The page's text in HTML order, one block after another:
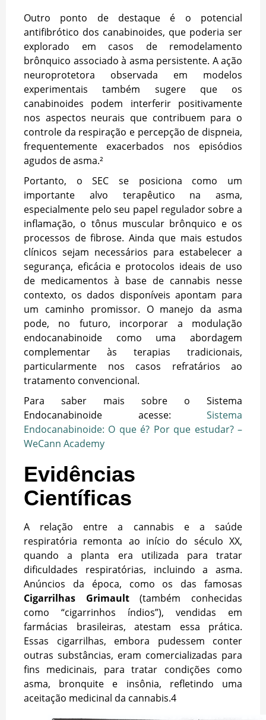
Outro ponto de destaque é o potencial
antifibrótico dos canabinoides, que poderia ser
explorado em casos de remodelamento
brônquico associado à asma persistente. A ação
neuroprotetora observada em modelos
experimentais também sugere que os
canabinoides podem interferir positivamente
nos aspectos neurais que contribuem para o
controle da respiração e percepção de dispneia,
frequentemente exacerbados nos episódios
agudos de asma.²
Portanto, o SEC se posiciona como um
importante alvo terapêutico na asma,
especialmente pelo seu papel regulador sobre a
inflamação, o tônus muscular brônquico e os
processos de fibrose. Ainda que mais estudos
clínicos sejam necessários para estabelecer a
segurança, eficácia e protocolos ideais de uso
de medicamentos à base de cannabis nesse
contexto, os dados disponíveis apontam para
um caminho promissor. O manejo da asma
pode, no futuro, incorporar a modulação
endocanabinoide como uma abordagem
complementar às terapias tradicionais,
particularmente nos casos refratários ao
tratamento convencional.
Para saber mais sobre o Sistema
Endocanabinoide acesse: Sistema
Endocanabinoide: O que é? Por que estudar? –
WeCann Academy
Evidências
Científicas
A relação entre a cannabis e a saúde
respiratória remonta ao início do século XX,
quando a planta era utilizada para tratar
dificuldades respiratórias, incluindo a asma.
Anúncios da época, como os das famosas
Cigarrilhas Grimault(também conhecidas
como “cigarrinhos índios”), vendidas em
farmácias brasileiras, atestam essa prática.
Essas cigarrilhas, embora pudessem conter
outras substâncias, eram comercializadas para
fins medicinais, para tratar condições como
asma, bronquite e insônia, refletindo uma
aceitação medicinal da cannabis.4